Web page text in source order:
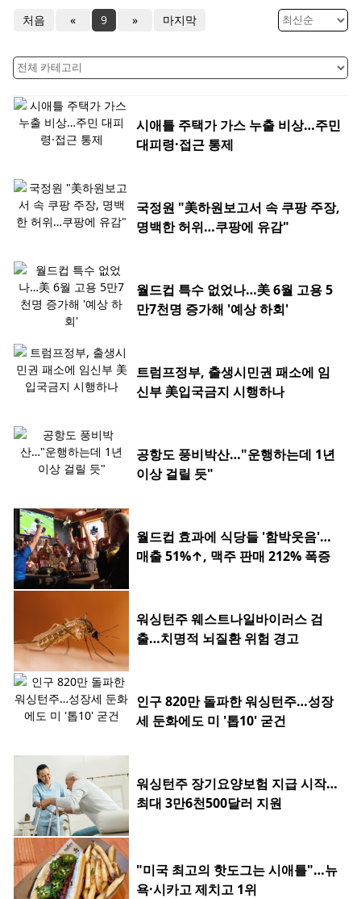
처음 « 9 » 마지막
시애틀 주택가 가스 누출 비상…주민
대피령·접근 통제
국정원 "美하원보고서 속 쿠팡 주장,
명백한 허위…쿠팡에 유감"
월드컵 특수 없었나…美 6월 고용 5
만7천명 증가해 '예상 하회'
트럼프정부, 출생시민권 패소에 임
신부 美입국금지 시행하나
공항도 풍비박산…"운행하는데 1년
이상 걸릴 듯"
월드컵 효과에 식당들 '함박웃음'…
매출 51%↑, 맥주 판매 212% 폭증
워싱턴주 웨스트나일바이러스 검
출…치명적 뇌질환 위험 경고
인구 820만 돌파한 워싱턴주…성장
세 둔화에도 미 '톱10' 굳건
워싱턴주 장기요양보험 지급 시작…
최대 3만6천500달러 지원
"미국 최고의 핫도그는 시애틀"…뉴
욕·시카고 제치고 1위